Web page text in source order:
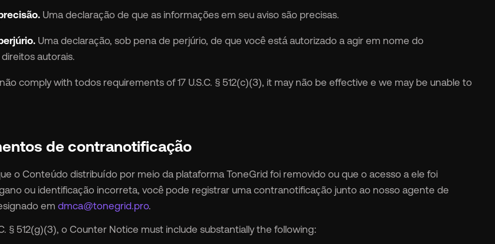
Uma declaração de que as informações em seu aviso são precisas.
Uma declaração, sob pena de perjúrio, de que você está autorizado a agir em nome do
autorais.
comply with todos requirements of 17 U.S.C. § 512(c)(3), it may não be effective e we may be unable to
de contranotificação
o Conteúdo distribuído por meio da plataforma ToneGrid foi removido ou que o acesso a ele foi
ou identificação incorreta, você pode registrar uma contranotificação junto ao nosso agente de
em dmca@tonegrid.pro.
§ 512(g)(3), o Counter Notice must include substantially the following: